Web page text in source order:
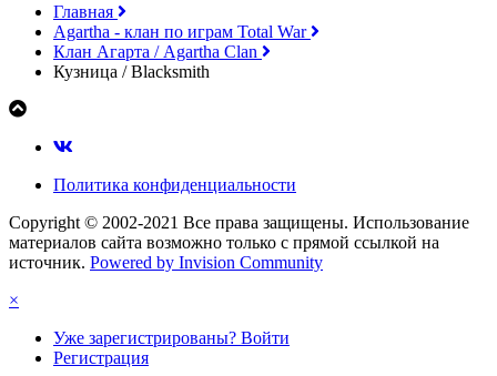
Главная
Аgartha - клан по играм Total War
Клан Агарта / Agartha Clan
Кузница / Blacksmith
Политика конфиденциальности
Copyright © 2002-2021 Все права защищены. Использование
материалов сайта возможно только с прямой ссылкой на
источник. Powered by Invision Community
×
Уже зарегистрированы? Войти
Регистрация